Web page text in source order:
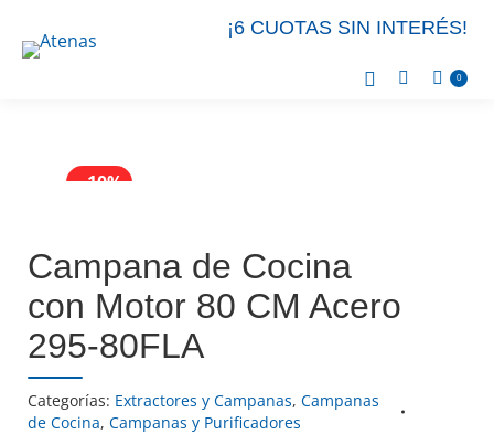
¡6 CUOTAS SIN INTERÉS!
0
- 10%
- 10%
- 10%
- 10%
Campana de Cocina
con Motor 80 CM Acero
295-80FLA
Categorías: Extractores y Campanas, Campanas
de Cocina, Campanas y Purificadores